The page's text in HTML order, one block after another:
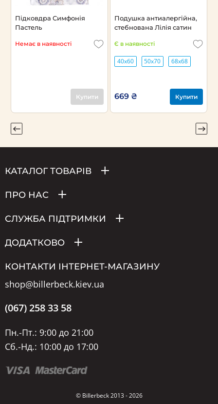
Підковдра Симфонія
Пастель
Немає в наявності
Купити
Подушка антиалергійна,
стебнована Лілія сатин
Є в наявності
40х60 50х70 68х68
669 ₴ Купити
КАТАЛОГ ТОВАРІВ
ПРО НАС
СЛУЖБА ПІДТРИМКИ
ДОДАТКОВО
КОНТАКТИ ІНТЕРНЕТ-МАГАЗИНУ
shop@billerbeck.kiev.ua
(067) 258 33 58
Пн.-Пт.: 9:00 до 21:00
Сб.-Нд.: 10:00 до 17:00
© Billerbeck 2013 - 2026